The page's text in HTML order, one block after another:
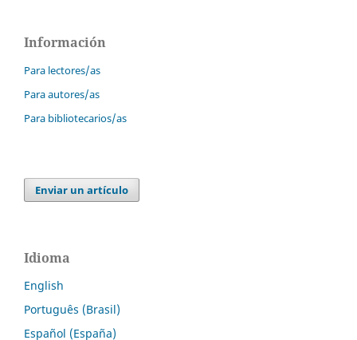
Información
Para lectores/as
Para autores/as
Para bibliotecarios/as
Enviar un artículo
Idioma
English
Português (Brasil)
Español (España)